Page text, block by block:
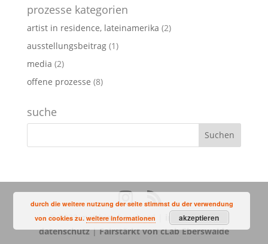
prozesse kategorien
artist in residence, lateinamerika (2)
ausstellungsbeitrag(1)
media (2)
offene prozesse (8)
suche
© 2023 matthias bosshard | impressum|
datenschutz|Fairstärkt von cLab Eberswalde
durch die weitere nutzung der seite stimmst du der verwendung
von cookies zu. weitere informationen akzeptieren